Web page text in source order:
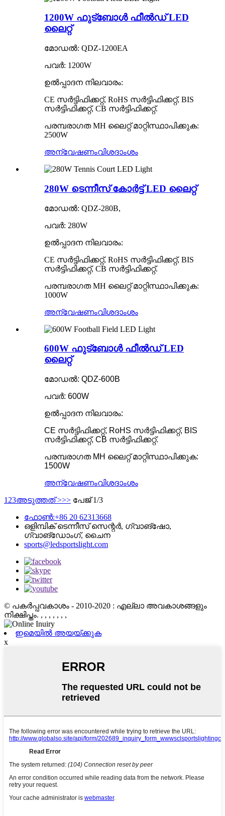
1200W ഫുട്ബോൾ ഫീൽഡ് LED
ലൈറ്റ്
മോഡൽ: QDZ-1200EA
പവർ: 1200W
ഉൽപ്പാദന നിലവാരം:
CE സർട്ടിഫിക്കറ്റ്, RoHS സർട്ടിഫിക്കറ്റ്, BIS
സർട്ടിഫിക്കറ്റ്, CB സർട്ടിഫിക്കറ്റ്.
പരമ്പരാഗത MH ലൈറ്റ് മാറ്റിസ്ഥാപിക്കുക:
2500W
അന്വേഷണംവിശദാംശം
280W ടെന്നീസ് കോർട്ട് LED ലൈറ്റ്
മോഡൽ: QDZ-280B,
പവർ: 280W
ഉൽപ്പാദന നിലവാരം:
CE സർട്ടിഫിക്കറ്റ്, RoHS സർട്ടിഫിക്കറ്റ്, BIS
സർട്ടിഫിക്കറ്റ്, CB സർട്ടിഫിക്കറ്റ്.
പരമ്പരാഗത MH ലൈറ്റ് മാറ്റിസ്ഥാപിക്കുക:
1000W
അന്വേഷണംവിശദാംശം
600W ഫുട്ബോൾ ഫീൽഡ് LED
ലൈറ്റ്
മോഡൽ: QDZ-600B
പവർ: 600W
ഉൽപ്പാദന നിലവാരം:
CE സർട്ടിഫിക്കറ്റ്, RoHS സർട്ടിഫിക്കറ്റ്, BIS
സർട്ടിഫിക്കറ്റ്, CB സർട്ടിഫിക്കറ്റ്.
പരമ്പരാഗത MH ലൈറ്റ് മാറ്റിസ്ഥാപിക്കുക:
1500W
അന്വേഷണംവിശദാംശം
1 23അടുത്തത് >>> പേജ് 1/3
ഫോൺ:+86 20 62313668
ഒളിമ്പിക് ടെന്നീസ് സെന്റർ, ഗ്വാങ്‌ഷോ,
ഗ്വാങ്‌ഡോംഗ്, ചൈന
sports@ledsportslight.com
© പകർപ്പവകാശം - 2010-2020 : എല്ലാ അവകാശങ്ങളും
നിക്ഷിപ്തം. , , , , , , ,
ഇമെയിൽ അയയ്ക്കുക
x